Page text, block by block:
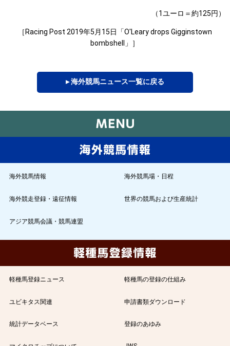
（1ユーロ＝約125円）
［Racing Post 2019年5月15日「O'Leary drops Gigginstown
bombshell」］
▸ 海外競馬ニュース一覧に戻る
海外競馬情報 海外競馬場・日程
海外競走登録・遠征情報 世界の競馬および生産統計
アジア競馬会議・競馬連盟
軽種馬登録ニュース 軽種馬の登録の仕組み
ユビキタス関連 申請書類ダウンロード
統計データベース 登録のあゆみ